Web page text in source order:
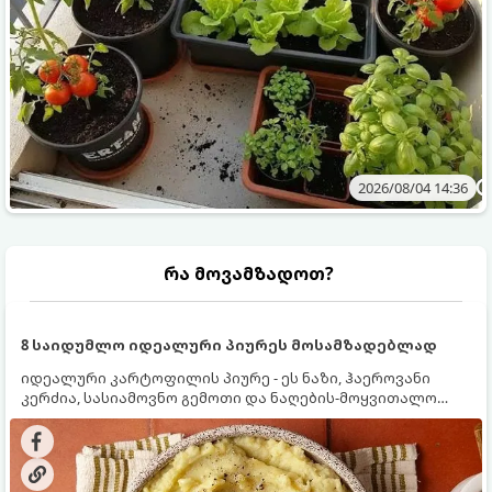
2026/08/04 14:36
რა მოვამზადოთ?
8 საიდუმლო იდეალური პიურეს მოსამზადებლად
იდეალური კარტოფილის პიურე - ეს ნაზი, ჰაეროვანი
კერძია, სასიამოვნო გემოთი და ნაღების-მოყვითალო
ფერით. მისი მომზადება ძალიან მარტივია, მაგრამ
არსებობს რამდენიმე საიდუმლო, რომლებიც უნდა
იცოდეთ, რომ პიურე იდეალურად გემრიელი გამოვიდეს.